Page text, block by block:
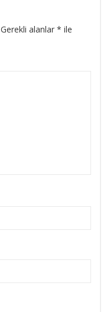
Gerekli alanlar * ile